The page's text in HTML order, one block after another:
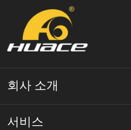
회사 소개
약 Huace
서비스